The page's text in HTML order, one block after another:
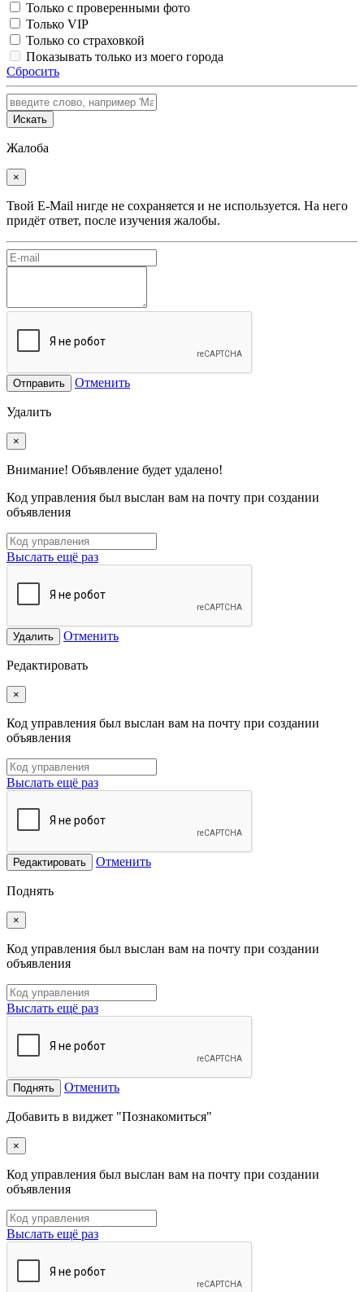
Только с проверенными фото
Только VIP
Только со страховкой
Показывать только из моего города
Сбросить
Искать
Жалоба
×
Твой E-Mail нигде не сохраняется и не используется. На него
придёт ответ, после изучения жалобы.
Отправить Отменить
Удалить
×
Внимание! Объявление будет удалено!
Код управления был выслан вам на почту при создании
объявления
Выслать ещё раз
Удалить Отменить
Редактировать
×
Код управления был выслан вам на почту при создании
объявления
Выслать ещё раз
Редактировать Отменить
Поднять
×
Код управления был выслан вам на почту при создании
объявления
Выслать ещё раз
Поднять Отменить
Добавить в виджет "Познакомиться"
×
Код управления был выслан вам на почту при создании
объявления
Выслать ещё раз